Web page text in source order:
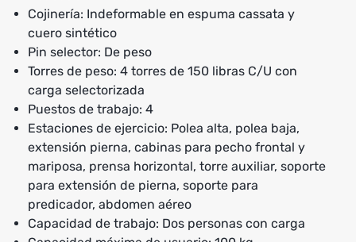
Cojinería: Indeformable en espuma cassata y
cuero sintético
Pin selector: De peso
Torres de peso: 4 torres de 150 libras C/U con
carga selectorizada
Puestos de trabajo: 4
Estaciones de ejercicio: Polea alta, polea baja,
extensión pierna, cabinas para pecho frontal y
mariposa, prensa horizontal, torre auxiliar, soporte
para extensión de pierna, soporte para
predicador, abdomen aéreo
Capacidad de trabajo: Dos personas con carga